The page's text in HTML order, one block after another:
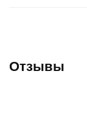
Отзывы